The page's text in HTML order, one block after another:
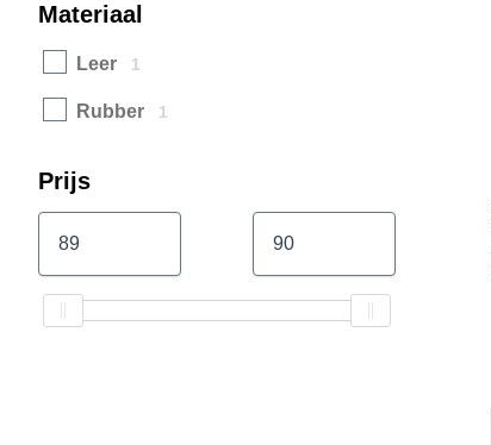
Materiaal
Leer 1
Rubber 1
Prijs